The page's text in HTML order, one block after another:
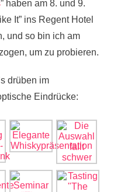
” haben am 8. und 9.
It” ins Regent Hotel
und so bin ich am
um zu probieren.
drüben im
Eindrücke: